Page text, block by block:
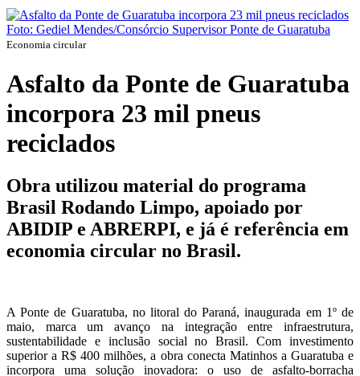
Foto: Gediel Mendes/Consórcio Supervisor Ponte de Guaratuba
Economia circular
Asfalto da Ponte de Guaratuba
incorpora 23 mil pneus
reciclados
Obra utilizou material do programa
Brasil Rodando Limpo, apoiado por
ABIDIP e ABRERPI, e já é referência em
economia circular no Brasil.
A Ponte de Guaratuba, no litoral do Paraná, inaugurada em 1º de
maio, marca um avanço na integração entre infraestrutura,
sustentabilidade e inclusão social no Brasil. Com investimento
superior a R$ 400 milhões, a obra conecta Matinhos a Guaratuba e
incorpora uma solução inovadora: o uso de asfalto-borracha